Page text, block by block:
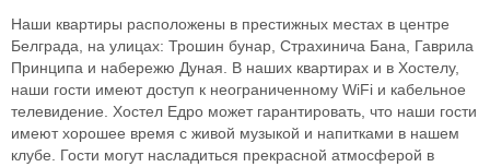
Наши квартиры расположены в престижных местах в центре
Белграда, на улицах: Трошин бунар, Страхинича Бана, Гаврила
Принципа и набережю Дуная. В наших квартирах и в Хостелу,
наши гости имеют доступ к неограниченному WiFi и кабельное
телевидение. Хостел Едро ​​может гарантировать, что наши гости
имеют хорошее время с живой музыкой и напитками в нашем
клубе. Гости могут насладиться прекрасной атмосферой в